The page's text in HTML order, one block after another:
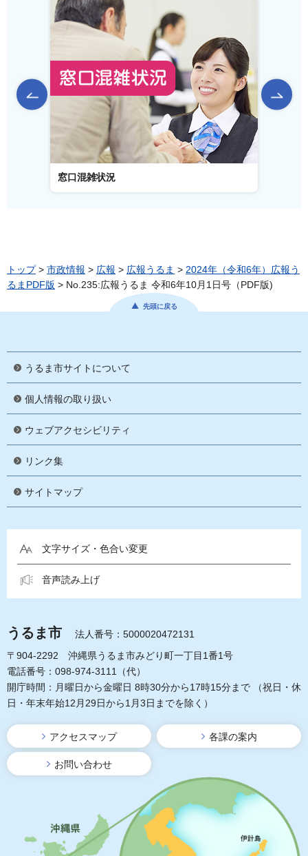
前のスライドを表示
窓口混雑状況
トップ> 市政情報 > 広報 > 広報うるま > 2024年（令和6年）広報う
るまPDF版 > No.235:広報うるま 令和6年10月1日号（PDF版)
先頭に戻る
うるま市サイトについて
個人情報の取り扱い
ウェブアクセシビリティ
リンク集
サイトマップ
文字サイズ・色合い変更
音声読み上げ
うるま市
法人番号：5000020472131
〒904-2292 沖縄県うるま市みどり町一丁目1番1号
電話番号：098-974-3111（代）
開庁時間：月曜日から金曜日 8時30分から17時15分まで
（祝日・休
日・年末年始12月29日から1月3日までを除く）
アクセスマップ 各課の案内
お問い合わせ